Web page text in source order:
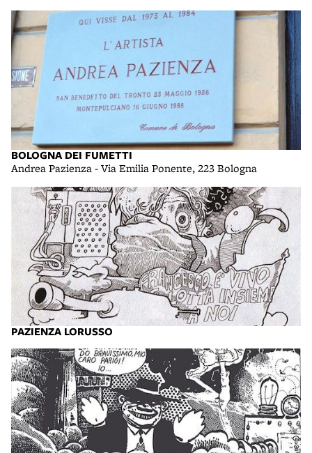
BOLOGNA DEI FUMETTI
Andrea Pazienza - Via Emilia Ponente, 223 Bologna
PAZIENZA LORUSSO